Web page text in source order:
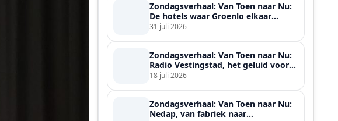
Zondagsverhaal: Van Toen naar Nu:
De hotels waar Groenlo elkaar
ontmoette
31 juli 2026
Zondagsverhaal: Van Toen naar Nu:
Radio Vestingstad, het geluid voor
heel de streek
18 juli 2026
Zondagsverhaal: Van Toen naar Nu:
Nedap, van fabriek naar